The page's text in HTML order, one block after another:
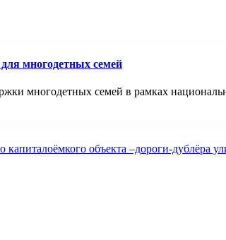
многодетных семей
многодетных семей в рамках